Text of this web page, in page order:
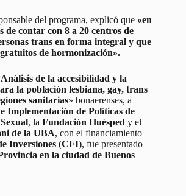
del programa, explicó que «en
de contar con 8 a 20 centros de
trans en forma integral y que
de hormonización».
Análisis de la accesibilidad y la
la población lesbiana, gay, trans
sanitarias» bonaerenses, a
Implementación de Políticas de
, la Fundación Huésped y el
de la UBA, con el financiamiento
Inversiones (CFI), fue presentado
en la ciudad de Buenos